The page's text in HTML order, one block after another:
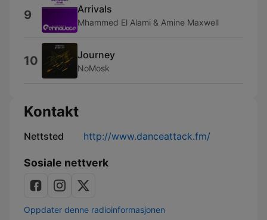
9 Arrivals
Mhammed El Alami & Amine Maxwell
10 Journey
NoMosk
Kontakt
Nettsted http://www.danceattack.fm/
Sosiale nettverk
Oppdater denne radioinformasjonen